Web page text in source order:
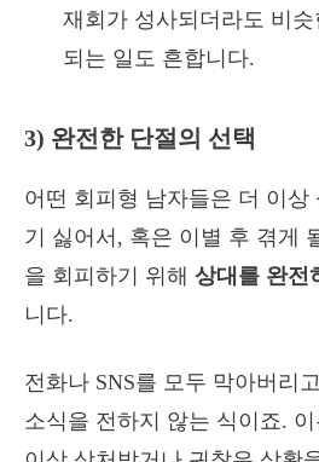
재회가 성사되더라도 비
되는 일도 흔합니다.
3) 완전한 단절의 선택
어떤 회피형 남자들은 더 이상
기 싫어서, 혹은 이별 후 겪게
을 회피하기 위해 상대를 완전
니다.
전화나 SNS를 모두 막아버리
소식을 전하지 않는 식이죠.